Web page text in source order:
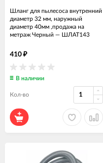
Шланг для пылесоса внутренний
диаметр 32 мм, наружный
диаметр 40мм ,продажа на
метраж Черный — ШЛАТ143
410 ₽
В наличии
Кол-во